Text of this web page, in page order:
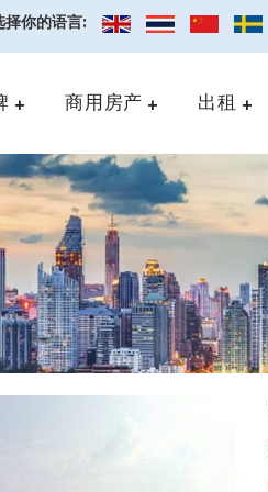
择你的语言:
商用房产 出租